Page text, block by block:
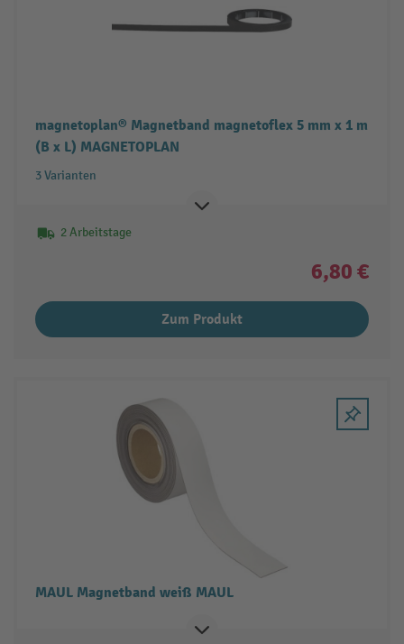
magnetoplan® Magnetband magnetoflex 5 mm x 1 m
(B x L) MAGNETOPLAN
3 Varianten
2 Arbeitstage
6,80 €
Zum Produkt
MAUL Magnetband weiß MAUL